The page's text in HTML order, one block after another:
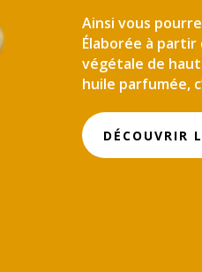
Ainsi vous
Élaborée à partir
végétale de
huile parfumée,
DÉCOUVRIR